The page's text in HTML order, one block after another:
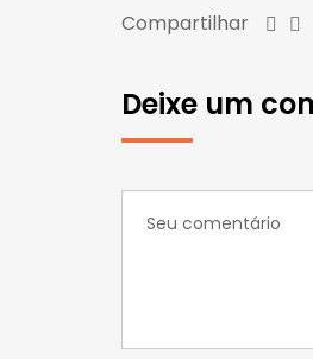
Compartilhar
Deixe um